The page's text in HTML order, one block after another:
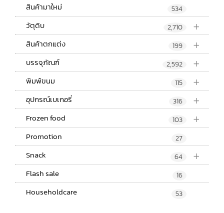
สินค้ามาใหม่ 534
+
วัตุดิบ 2,710
+
สินค้าตกแต่ง 199
+
บรรจุภัณฑ์ 2,592
+
พิมพ์ขนม 115
+
อุปกรณ์เบเกอรี่ 316
+
Frozen food 103
Promotion 27
+
Snack 64
Flash sale 16
Householdcare 53